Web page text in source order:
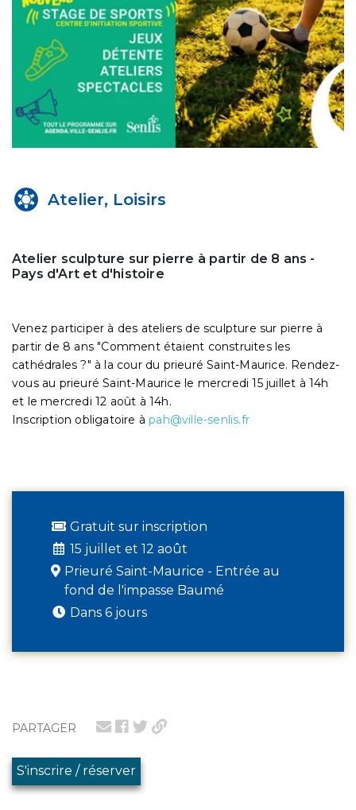
PARTAGER
S'inscrire / réserver
Atelier, Loisirs
Atelier sculpture sur pierre à partir de 8 ans -
Pays d'Art et d'histoire
Venez participer à des ateliers de sculpture sur pierre à
partir de 8 ans "Comment étaient construites les
cathédrales ?" à la cour du prieuré Saint-Maurice. Rendez-
vous au prieuré Saint-Maurice le mercredi 15 juillet à 14h
et le mercredi 12 août à 14h.
Inscription obligatoire àpah@ville-senlis.fr
Gratuit sur inscription
15 juillet et 12 août
Prieuré Saint-Maurice - Entrée au
fond de l'impasse Baumé
Dans 6 jours